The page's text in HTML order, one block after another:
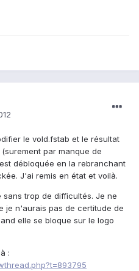
le vold.fstab et le résultat
par manque de
débloquée en la rebranchant
J'ai remis en état et voilà.
trop de difficultés. Je ne
je n'aurais pas de certitude de
elle se bloque sur le logo
: